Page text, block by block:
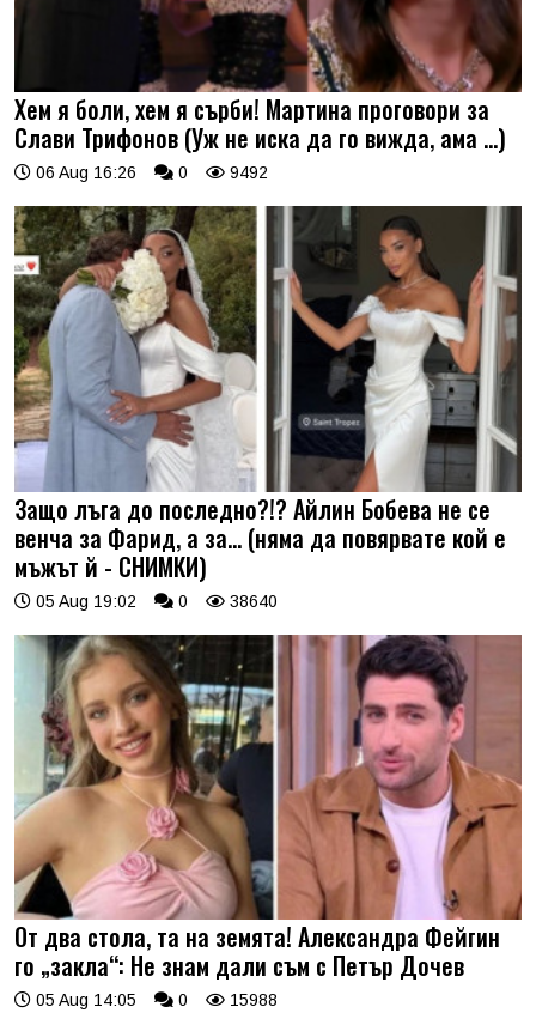
Хем я боли, хем я сърби! Мартина проговори за
Слави Трифонов (Уж не иска да го вижда, ама …)
06 Aug 16:26 0 9492
Защо лъга до последно?!? Айлин Бобева не се
венча за Фарид, а за... (няма да повярвате кой е
мъжът й - СНИМКИ)
05 Aug 19:02 0 38640
От два стола, та на земята! Александра Фейгин
го „закла“: Не знам дали съм с Петър Дочев
05 Aug 14:05 0 15988